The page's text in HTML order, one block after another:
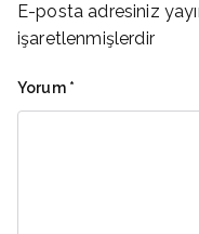
E-posta adresiniz
işaretlenmişlerdir
Yorum *